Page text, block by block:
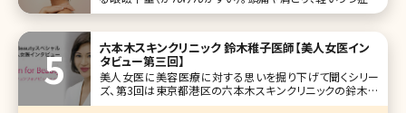
やおでこのしわまで、女性にとって気になる症状の原因にも
も言われている今、「私も眼瞼下垂なのかも?」と悩んでいる
方は多いのではないでしょう
六本木スキンクリニック 鈴木稚子医師【美人女医イン
タビュー第三回】
美人女医に美容医療に対する思いを掘り下げて聞くシリー
ズ、第3回は東京都港区の六本木スキンクリニックの鈴木稚
子（わかこ）院長です。皮膚科、美容皮膚科として東京・用賀